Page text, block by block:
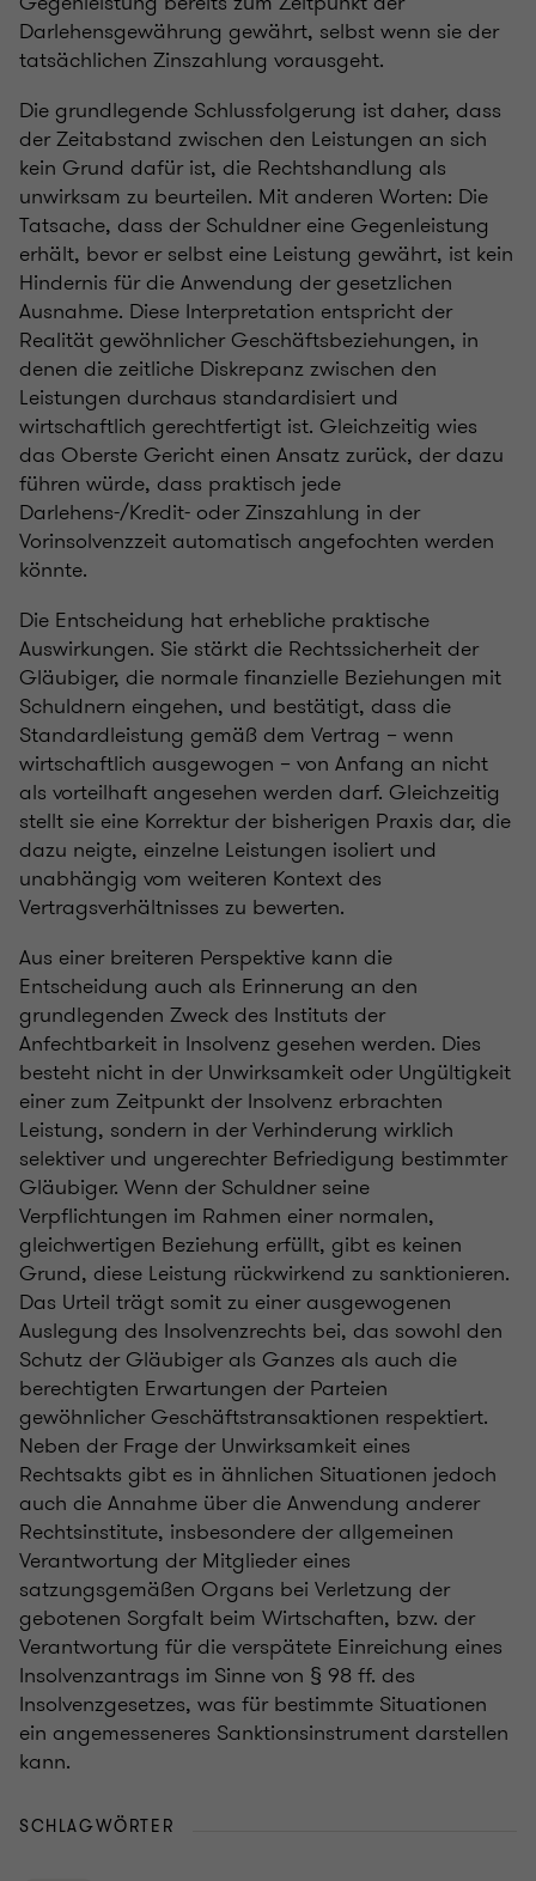
Darlehensgewährung gewährt, selbst wenn sie der
tatsächlichen Zinszahlung vorausgeht.
Die grundlegende Schlussfolgerung ist daher, dass
der Zeitabstand zwischen den Leistungen an sich
kein Grund dafür ist, die Rechtshandlung als
unwirksam zu beurteilen. Mit anderen Worten: Die
Tatsache, dass der Schuldner eine Gegenleistung
erhält, bevor er selbst eine Leistung gewährt, ist kein
Hindernis für die Anwendung der gesetzlichen
Ausnahme. Diese Interpretation entspricht der
Realität gewöhnlicher Geschäftsbeziehungen, in
denen die zeitliche Diskrepanz zwischen den
Leistungen durchaus standardisiert und
wirtschaftlich gerechtfertigt ist. Gleichzeitig wies
das Oberste Gericht einen Ansatz zurück, der dazu
führen würde, dass praktisch jede
Darlehens-/Kredit- oder Zinszahlung in der
Vorinsolvenzzeit automatisch angefochten werden
könnte.
Die Entscheidung hat erhebliche praktische
Auswirkungen. Sie stärkt die Rechtssicherheit der
Gläubiger, die normale finanzielle Beziehungen mit
Schuldnern eingehen, und bestätigt, dass die
Standardleistung gemäß dem Vertrag – wenn
wirtschaftlich ausgewogen – von Anfang an nicht
als vorteilhaft angesehen werden darf. Gleichzeitig
stellt sie eine Korrektur der bisherigen Praxis dar, die
dazu neigte, einzelne Leistungen isoliert und
unabhängig vom weiteren Kontext des
Vertragsverhältnisses zu bewerten.
Aus einer breiteren Perspektive kann die
Entscheidung auch als Erinnerung an den
grundlegenden Zweck des Instituts der
Anfechtbarkeit in Insolvenz gesehen werden. Dies
besteht nicht in der Unwirksamkeit oder Ungültigkeit
einer zum Zeitpunkt der Insolvenz erbrachten
Leistung, sondern in der Verhinderung wirklich
selektiver und ungerechter Befriedigung bestimmter
Gläubiger. Wenn der Schuldner seine
Verpflichtungen im Rahmen einer normalen,
gleichwertigen Beziehung erfüllt, gibt es keinen
Grund, diese Leistung rückwirkend zu sanktionieren.
Das Urteil trägt somit zu einer ausgewogenen
Auslegung des Insolvenzrechts bei, das sowohl den
Schutz der Gläubiger als Ganzes als auch die
berechtigten Erwartungen der Parteien
gewöhnlicher Geschäftstransaktionen respektiert.
Neben der Frage der Unwirksamkeit eines
Rechtsakts gibt es in ähnlichen Situationen jedoch
auch die Annahme über die Anwendung anderer
Rechtsinstitute, insbesondere der allgemeinen
Verantwortung der Mitglieder eines
satzungsgemäßen Organs bei Verletzung der
gebotenen Sorgfalt beim Wirtschaften, bzw. der
Verantwortung für die verspätete Einreichung eines
Insolvenzantrags im Sinne von § 98 ff. des
Insolvenzgesetzes, was für bestimmte Situationen
ein angemesseneres Sanktionsinstrument darstellen
kann.
SCHLAGWÖRTER